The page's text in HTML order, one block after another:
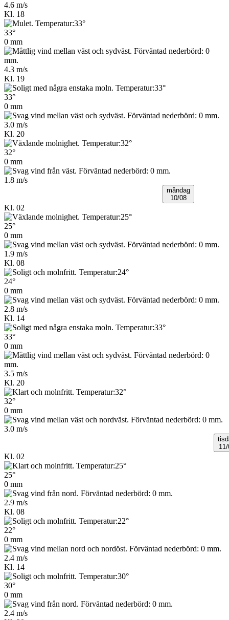
4.6 m/s
Kl. 18
33°
0 mm
4.3 m/s
Kl. 19
33°
0 mm
3.0 m/s
Kl. 20
32°
0 mm
1.8 m/s
måndag
10/08
Kl. 02
25°
0 mm
1.9 m/s
Kl. 08
24°
0 mm
2.8 m/s
Kl. 14
33°
0 mm
3.5 m/s
Kl. 20
32°
0 mm
3.0 m/s
Kl. 02
25°
0 mm
2.9 m/s
Kl. 08
22°
0 mm
2.4 m/s
Kl. 14
30°
0 mm
2.4 m/s